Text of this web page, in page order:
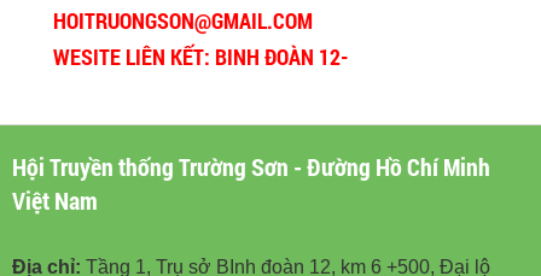
HOITRUONGSON@GMAIL.COM
WESITE LIÊN KẾT: BINH ĐOÀN 12-
Hội Truyền thống Trường Sơn - Đường Hồ Chí Minh
Việt Nam
Địa chỉ: Tầng 1, Trụ sở BInh đoàn 12, km 6 +500, Đại lộ